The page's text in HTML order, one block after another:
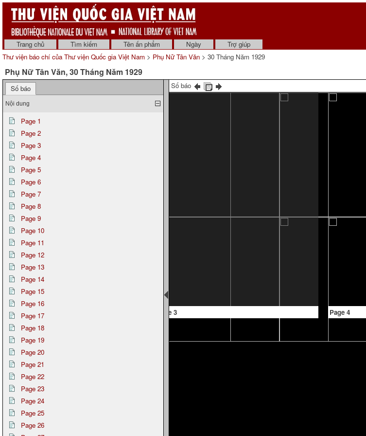
Trang chủ Tìm kiếm Tên ấn phẩm Ngày
Trợ giúp
Thư viện báo chí của Thư viện Quốc gia Việt Nam > Phụ Nữ Tân Văn > 30 Tháng Năm 1929
Phụ Nữ Tân Văn, 30 Tháng Năm 1929
Số báo
Nội dung
Page 1
Page 2
Page 3
Page 4
Page 5
Page 6
Page 7
Page 8
Page 9
Page 10
Page 11
Page 12
Page 13
Page 14
Page 15
Page 16
Page 17
Page 18
Page 19
Page 20
Page 21
Page 22
Page 23
Page 24
Page 25
Page 26
Số báo
Page 3 Page 4